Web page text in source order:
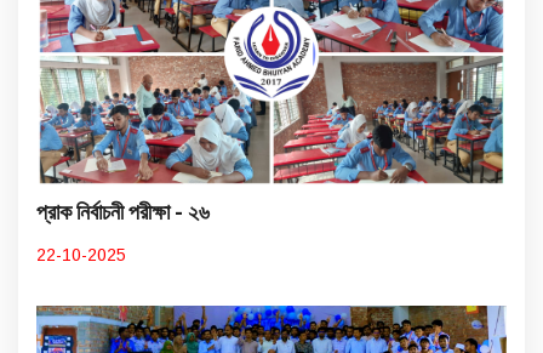
প্রাক নির্বাচনী পরীক্ষা - ২৬
22-10-2025